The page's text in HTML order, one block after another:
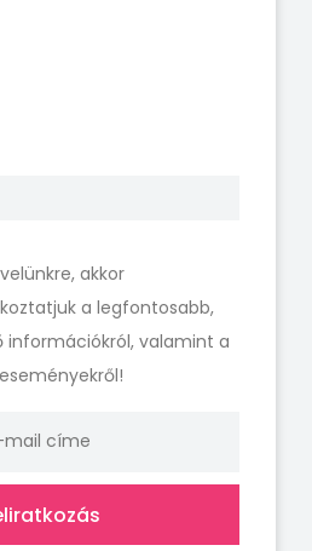
akkor
a legfontosabb,
információkról, valamint a